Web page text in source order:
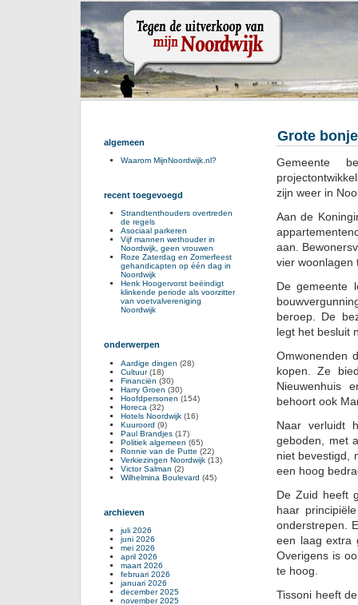
Grote
Gemeente
zijn weer in
Aan de
aan.
vier woonlagen
De gemeente
beroep. De
legt het besluit
Omwonenden
kopen. Ze
Nieuwenhuis
behoort ook
Naar verluidt
geboden, met
niet bevestigd,
een hoog
De Zuid heeft
haar
onderstrepen.
een laag extra
Overigens is
te hoog.
Tissoni heeft
algemeen
Waarom MijnNoordwijk.nl?
recent toegevoegd
Strandtenthouders overtreden
de regels
Asociaal parkeren
Vijf mannen wethouder in
Noordwijk, geen vrouwen
Roze Zaterdag en Zomerfeest
gehandicapten op één dag in
Noordwijk
Henk Hoogervorst beëindigt
klinkende periode als voorzitter
van voetvalvereniging
Noordwijk
onderwerpen
Aardige dingen (28)
Cultuur(18)
Financiën (30)
Harry Groen (30)
Hoofdpersonen (154)
Horeca (32)
Hotels Noordwijk (16)
Kuuroord (9)
Paul Brandjes (17)
Politiek algemeen (65)
Ronnie van de Putte (22)
Verkiezingen Noordwijk (13)
Victor Salman (2)
Wilhelmina Boulevard (45)
archieven
juli 2026
juni 2026
mei 2026
april 2026
maart 2026
februari 2026
januari 2026
december 2025
november 2025